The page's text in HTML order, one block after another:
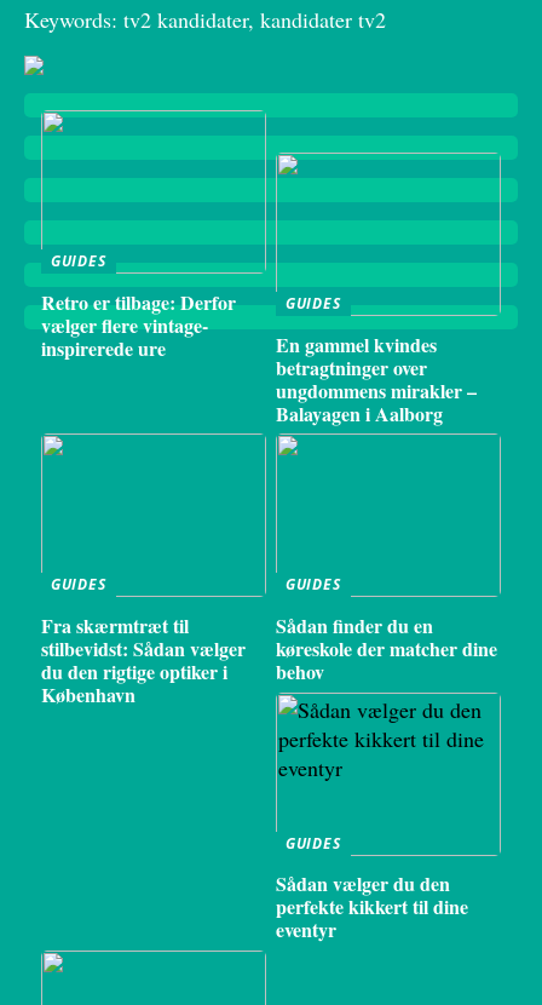
Keywords: tv2 kandidater, kandidater tv2
GUIDES
Retro er tilbage: Derfor
vælger flere vintage-
inspirerede ure
GUIDES
En gammel kvindes
betragtninger over
ungdommens mirakler –
Balayagen i Aalborg
GUIDES
Fra skærmtræt til
stilbevidst: Sådan vælger
du den rigtige optiker i
København
GUIDES
Sådan finder du en
køreskole der matcher dine
behov
GUIDES
Sådan vælger du den
perfekte kikkert til dine
eventyr